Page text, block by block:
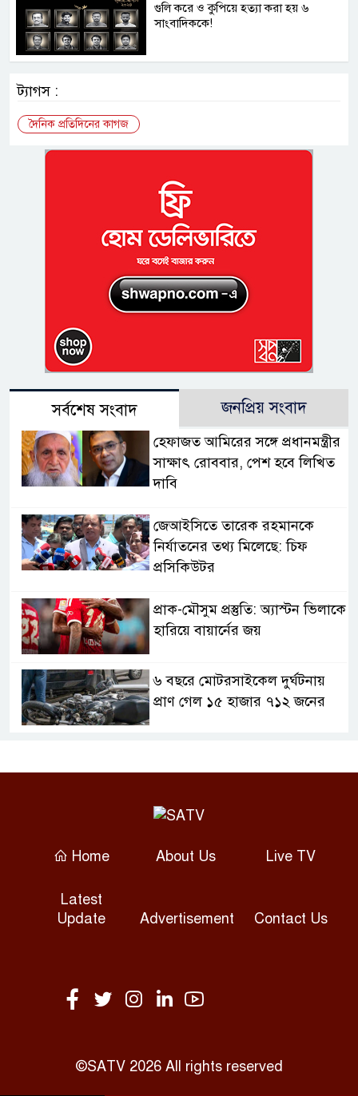
গুলি করে ও কুপিয়ে হত্যা করা হয় ৬
সাংবাদিককে!
ট্যাগস :
দৈনিক প্রতিদিনের কাগজ
সর্বশেষ সংবাদ জনপ্রিয় সংবাদ
হেফাজত আমিরের সঙ্গে প্রধানমন্ত্রীর
সাক্ষাৎ রোববার, পেশ হবে লিখিত
দাবি
জেআইসিতে তারেক রহমানকে
নির্যাতনের তথ্য মিলেছে: চিফ
প্রসিকিউটর
প্রাক-মৌসুম প্রস্তুতি: অ্যাস্টন ভিলাকে
হারিয়ে বায়ার্নের জয়
৬ বছরে মোটরসাইকেল দুর্ঘটনায়
প্রাণ গেল ১৫ হাজার ৭১২ জনের
সাবেক সেনাসদস্য হাফিজুর রহমান
রিহ্যাব-রাজউক ইন্সপেক্টর-ভবন
রাজউক চেয়ারম্যান
সেবায় প্রভাব না ফেলে: প্রধানমন্ত্রী
দেশের ওপর ১০০% শুল্কের পথে
কুমিল্লায় মোহনা টেলিভিশন অফিসে
Home About Us Live TV
Latest
Update
Advertisement Contact Us
©SATV 2026 All rights reserved